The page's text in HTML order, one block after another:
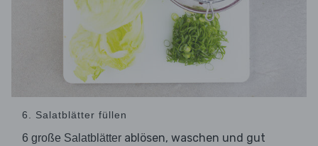
6. Salatblätter füllen
6 große Salatblätter ablösen, waschen und gut